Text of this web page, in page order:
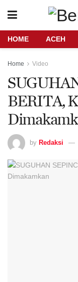
HOME ACEH
Home Video
BERITA,
by Redaksi